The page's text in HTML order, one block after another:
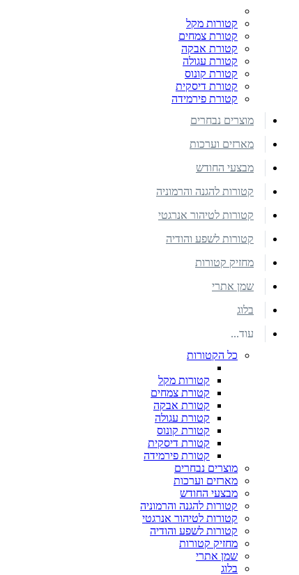
קטורות מקל
קטורת צמחים
קטורת אבקה
קטורת עגולה
קטורת קונוס
קטורת דיסקית
קטורת פירמידה
מוצרים נבחרים
מארזים וערכות
מבצעי החודש
קטורות להגנה והרמוניה
קטורות לטיהור אנרגטי
קטורות לשפע והודיה
מחזיק קטורות
שמן אתרי
בלוג
עוד...
כל הקטורות
קטורות מקל
קטורת צמחים
קטורת אבקה
קטורת עגולה
קטורת קונוס
קטורת דיסקית
קטורת פירמידה
מוצרים נבחרים
מארזים וערכות
מבצעי החודש
קטורות להגנה והרמוניה
קטורות לטיהור אנרגטי
קטורות לשפע והודיה
מחזיק קטורות
שמן אתרי
בלוג